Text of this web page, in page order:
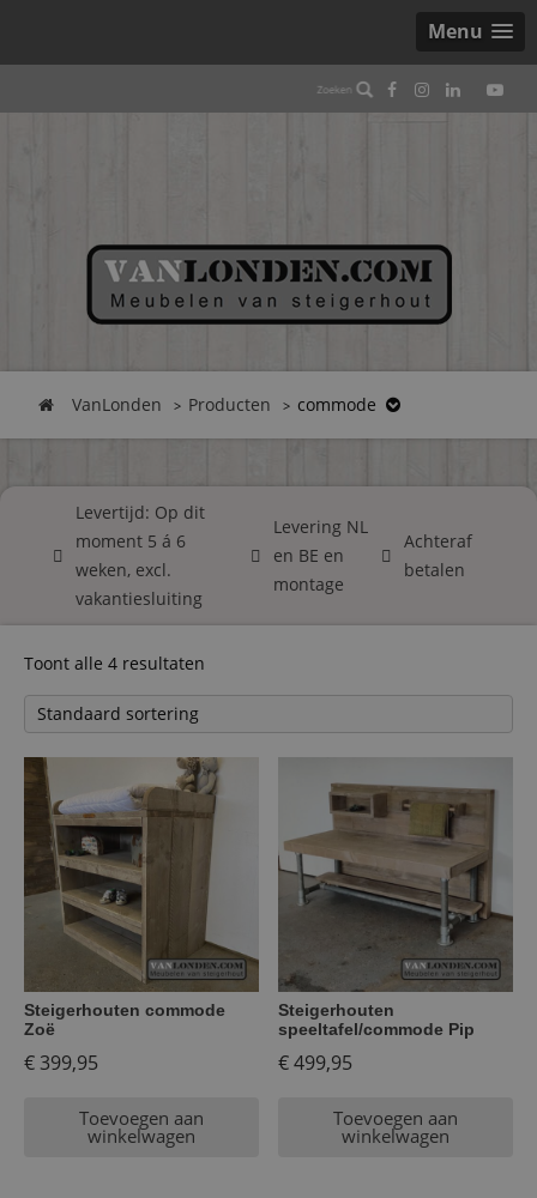
Menu
VanLonden Producten commode
Levertijd: Op dit
moment 5 á 6
weken, excl.
vakantiesluiting
Levering NL
en BE en
montage
Achteraf
betalen
Toont alle 4 resultaten
Steigerhouten commode
Zoë
€399,95
Toevoegen aan
winkelwagen
Steigerhouten
speeltafel/commode Pip
€499,95
Toevoegen aan
winkelwagen